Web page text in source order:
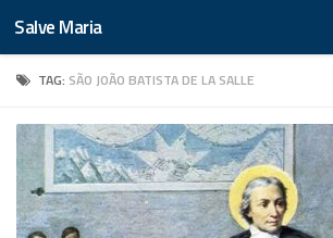
Salve Maria
TAG: SÃO JOÃO BATISTA DE LA SALLE